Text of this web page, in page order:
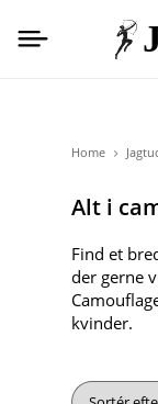
Home
Alt i
Find et
der gerne
kvinder.